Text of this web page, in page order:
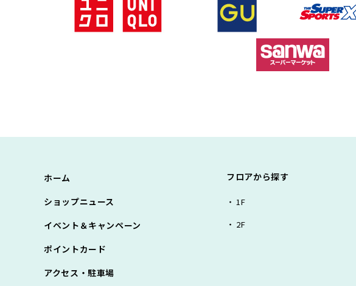
ホーム
ショップニュース
イベント＆キャンペーン
ポイントカード
アクセス・駐車場
フロアから探す
1F
2F